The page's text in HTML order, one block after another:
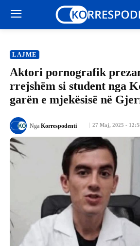
LAJME
Aktori pornografik
rrejshëm si student nga
garën e mjekësisë në
27 Maj, 2025 -
Nga Korrespodenti